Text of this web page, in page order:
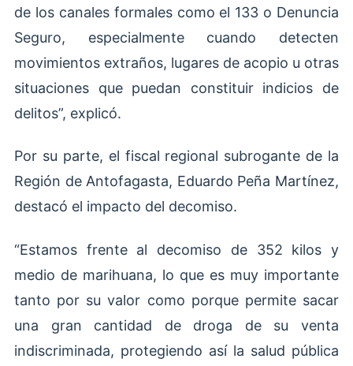
de los canales formales como el 133 o Denuncia
Seguro, especialmente cuando detecten
movimientos extraños, lugares de acopio u otras
situaciones que puedan constituir indicios de
delitos”, explicó.
Por su parte, el fiscal regional subrogante de la
Región de Antofagasta, Eduardo Peña Martínez,
destacó el impacto del decomiso.
“Estamos frente al decomiso de 352 kilos y
medio de marihuana, lo que es muy importante
tanto por su valor como porque permite sacar
una gran cantidad de droga de su venta
indiscriminada, protegiendo así la salud pública